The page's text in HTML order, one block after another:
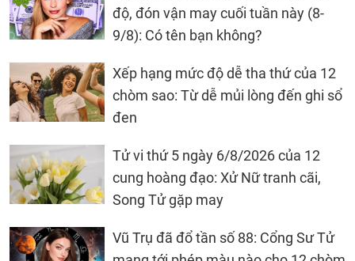
độ, đón vận may cuối tuần này (8-
9/8): Có tên bạn không?
Xếp hạng mức độ dễ tha thứ của 12
chòm sao: Từ dễ mủi lòng đến ghi sổ
đen
Tử vi thứ 5 ngày 6/8/2026 của 12
cung hoàng đạo: Xử Nữ tranh cãi,
Song Tử gặp may
Vũ Trụ đã đổ tần số 88: Cổng Sư Tử